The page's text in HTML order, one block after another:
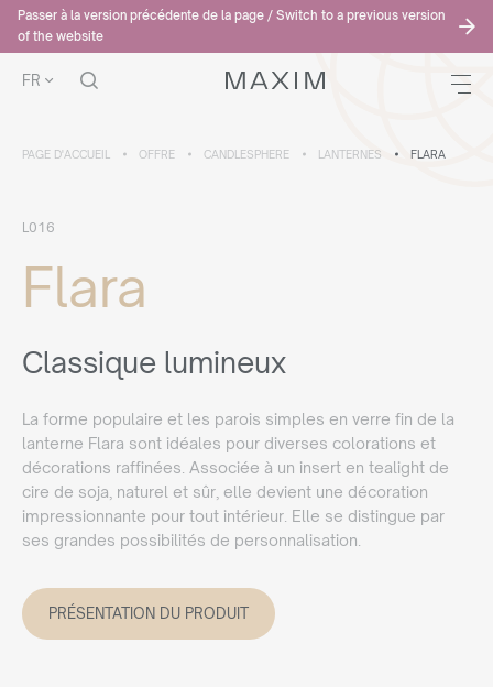
Passer à la version précédente de la page / Switch to a previous version
of the website
FR
PAGE D'ACCUEIL OFFRE CANDLESPHERE LANTERNES FLARA
L016
Flara
Classique lumineux
La forme populaire et les parois simples en verre fin de la
lanterne Flara sont idéales pour diverses colorations et
décorations raffinées. Associée à un insert en tealight de
cire de soja, naturel et sûr, elle devient une décoration
impressionnante pour tout intérieur. Elle se distingue par
ses grandes possibilités de personnalisation.
PRÉSENTATION DU PRODUIT